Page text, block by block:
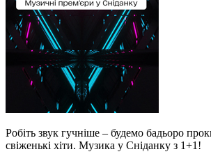
Робіть звук гучніше – будемо бадьоро
свіженькі хіти. Музика у Сніданку з 1+1!